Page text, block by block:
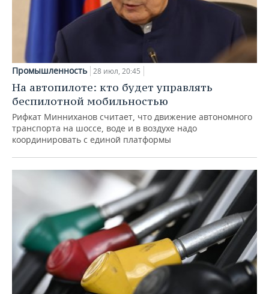
Промышленность 28 июл, 20:45
На автопилоте: кто будет управлять
беспилотной мобильностью
Рифкат Минниханов считает, что движение автономного
транспорта на шоссе, воде и в воздухе надо
координировать с единой платформы